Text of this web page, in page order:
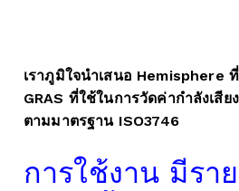
เราภูมิใจนำเสนอ Hemisphere
GRAS ที่ใช้ในการวัดค่ากำลังเสีย
ตามมาตรฐาน ISO3746
การใช้งาน มีรา